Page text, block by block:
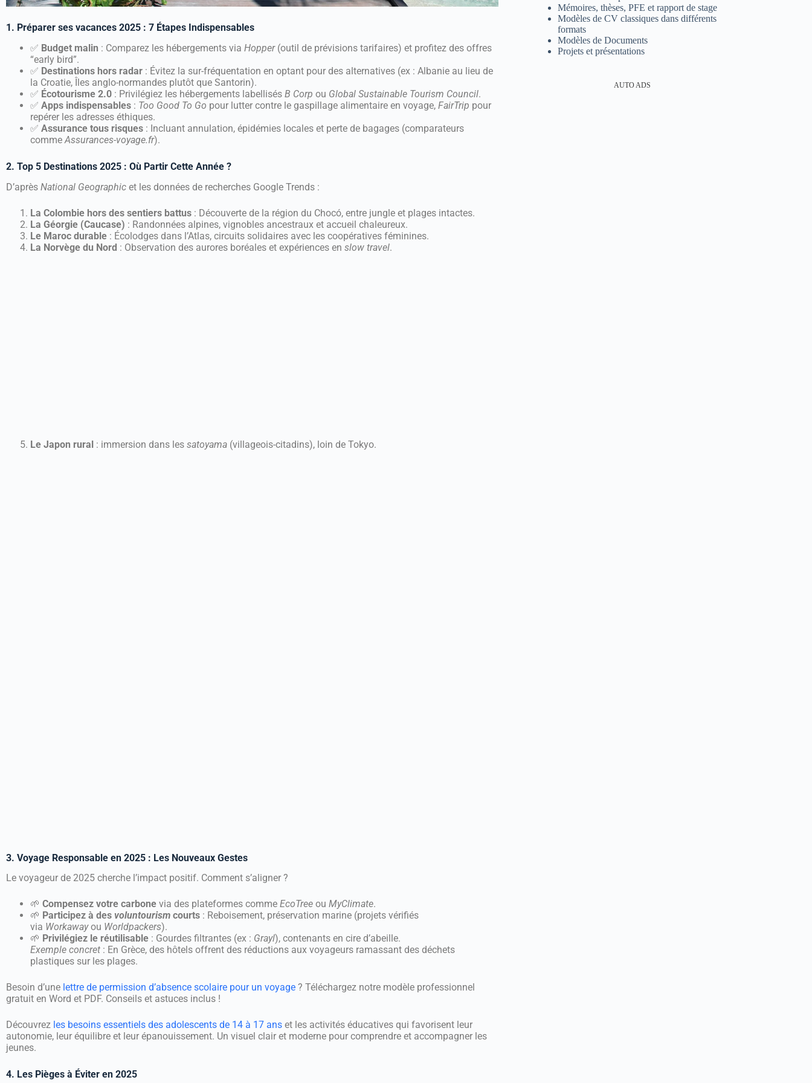
1. Préparer ses vacances 2025 : 7 Étapes Indispensables
✅ Budget malin : Comparez les hébergements via Hopper(outil de prévisions tarifaires) et profitez des offres
“early bird”.
✅ Destinations hors radar : Évitez la sur-fréquentation en optant pour des alternatives (ex : Albanie au lieu de
la Croatie, Îles anglo-normandes plutôt que Santorin).
✅ Écotourisme 2.0 : Privilégiez les hébergements labellisés B Corp ou Global Sustainable Tourism Council.
✅ Apps indispensables : Too Good To Go pour lutter contre le gaspillage alimentaire en voyage, FairTrip pour
repérer les adresses éthiques.
✅ Assurance tous risques : Incluant annulation, épidémies locales et perte de bagages (comparateurs
comme Assurances-voyage.fr).
2. Top 5 Destinations 2025 : Où Partir Cette Année ?
D’après National Geographic et les données de recherches Google Trends :
La Colombie hors des sentiers battus : Découverte de la région du Chocó, entre jungle et plages intactes.
La Géorgie (Caucase) : Randonnées alpines, vignobles ancestraux et accueil chaleureux.
Le Maroc durable : Écolodges dans l’Atlas, circuits solidaires avec les coopératives féminines.
La Norvège du Nord : Observation des aurores boréales et expériences en slow travel.
Le Japon rural : immersion dans les satoyama (villageois-citadins), loin de Tokyo.
3. Voyage Responsable en 2025 : Les Nouveaux Gestes
Le voyageur de 2025 cherche l’impact positif. Comment s’aligner ?
🌱 Compensez votre carbone via des plateformes comme EcoTree ou MyClimate.
🌱 Participez à des voluntourism courts : Reboisement, préservation marine (projets vérifiés
via Workawayou Worldpackers).
🌱 Privilégiez le réutilisable : Gourdes filtrantes (ex : Grayl), contenants en cire d’abeille.
Exemple concret : En Grèce, des hôtels offrent des réductions aux voyageurs ramassant des déchets
plastiques sur les plages.
Besoin d’une lettre de permission d’absence scolaire pour un voyage ? Téléchargez notre modèle professionnel
gratuit en Word et PDF. Conseils et astuces inclus !
Découvrez les besoins essentiels des adolescents de 14 à 17 ans et les activités éducatives qui favorisent leur
autonomie, leur équilibre et leur épanouissement. Un visuel clair et moderne pour comprendre et accompagner les
jeunes.
4. Les Pièges à Éviter en 2025
Mémoires, thèses, PFE et rapport de stage
Modèles de CV classiques dans différents
formats
Modèles de Documents
Projets et présentations
AUTO ADS